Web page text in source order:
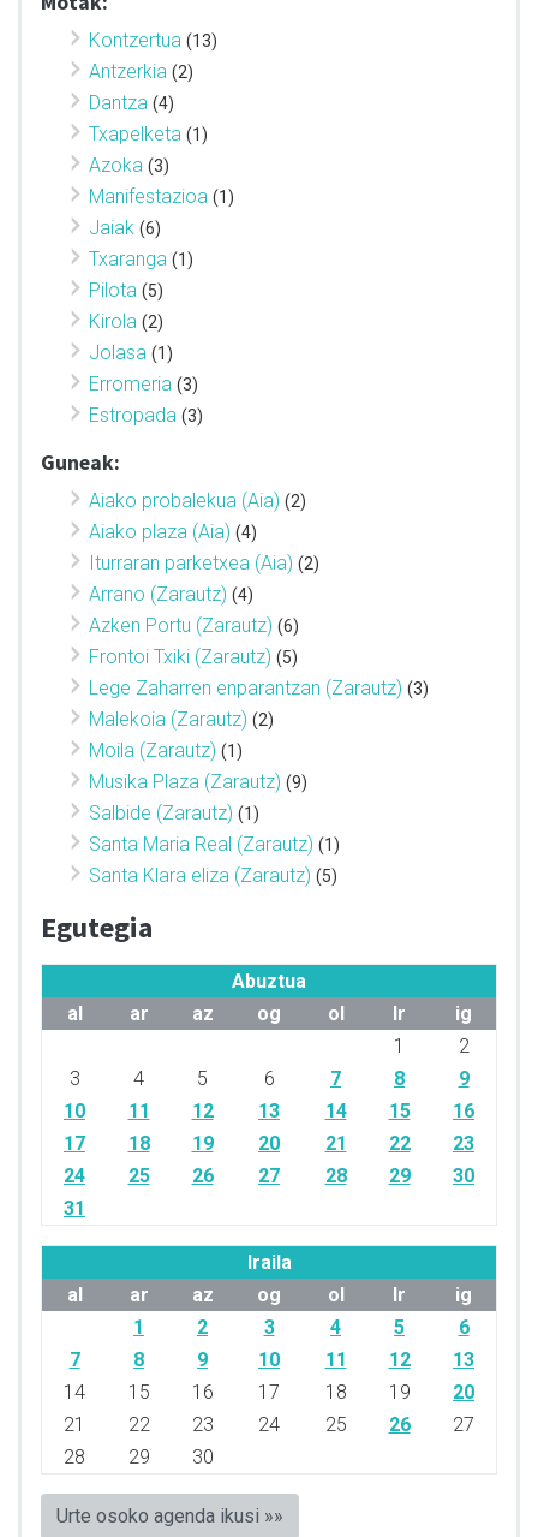
Kontzertua (13)
Antzerkia (2)
Dantza (4)
Txapelketa (1)
Azoka (3)
Manifestazioa (1)
Jaiak (6)
Txaranga (1)
Pilota (5)
Kirola (2)
Jolasa (1)
Erromeria (3)
Estropada (3)
Guneak:
Aiako probalekua (Aia) (2)
Aiako plaza (Aia) (4)
Iturraran parketxea (Aia) (2)
Arrano (Zarautz) (4)
Azken Portu (Zarautz) (6)
Frontoi Txiki (Zarautz) (5)
Lege Zaharren enparantzan (Zarautz) (3)
Malekoia (Zarautz) (2)
Moila (Zarautz) (1)
Musika Plaza (Zarautz) (9)
Salbide (Zarautz) (1)
Santa Maria Real (Zarautz) (1)
Santa Klara eliza (Zarautz) (5)
Egutegia
Abuztua
al
ar az og ol lr
ig
1
2
3
4 5 6 7 8
9
10
11 12 13 14 15
16
17
18 19 20 21 22
23
24
25 26 27 28 29
30
31
Iraila
al
ar az og ol lr
ig
1
2 3 4 5
6
7
8 9 10 11 12
13
14
15 16 17 18 19
20
21
22 23 24 25 26
27
28
29 30
Urte osoko agenda ikusi »»